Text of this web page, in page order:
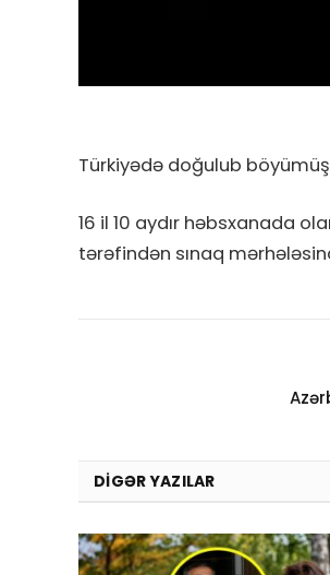
Türkiyədə doğulub
16 il 10 aydır həbsxanada
tərəfindən sınaq
DIGƏR YAZILAR